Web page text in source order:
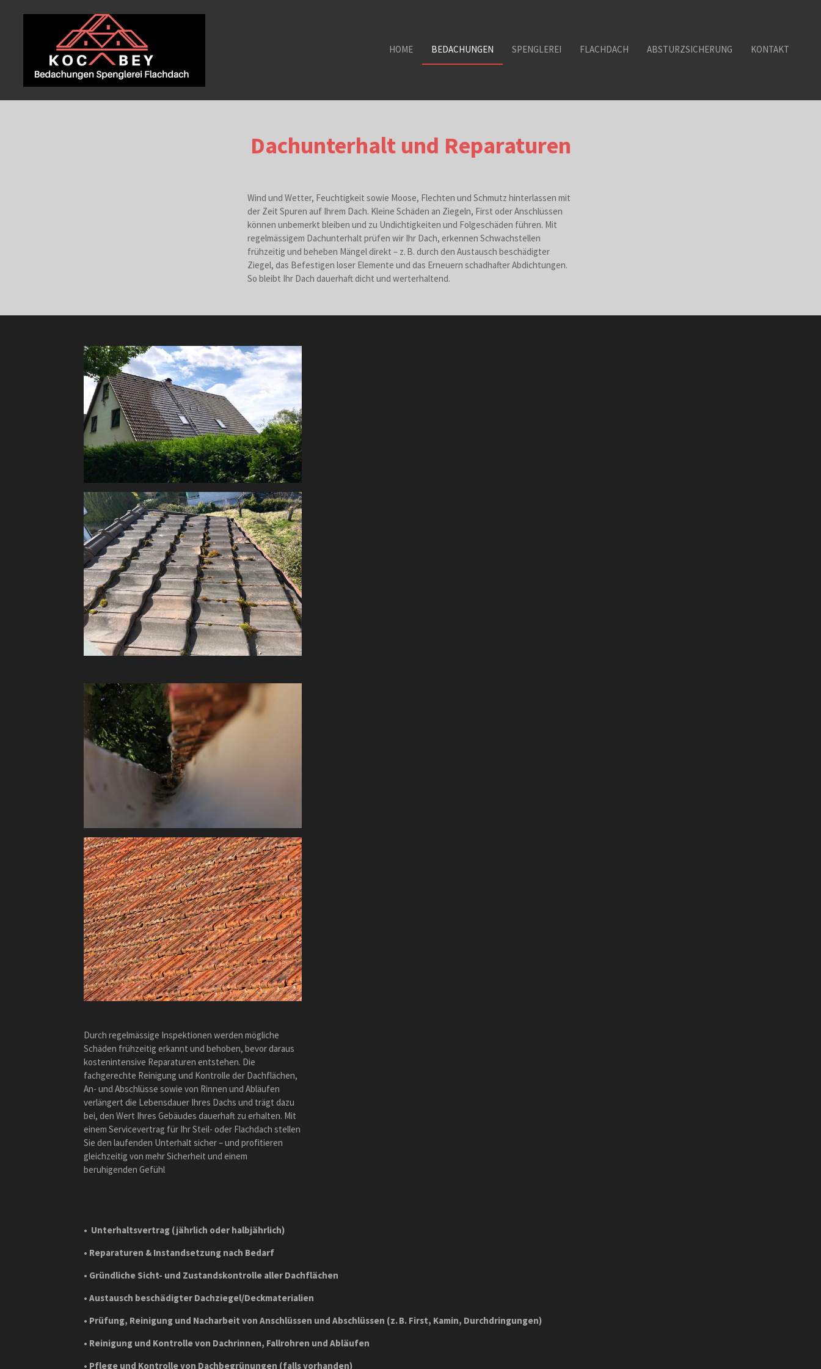
Zum
HOME BEDACHUNGEN SPENGLEREI FLACHDACH ABSTURZSICHERUNG KONTAKT
Dachunterhalt und Reparaturen
Wind und Wetter, Feuchtigkeit sowie Moose, Flechten und Schmutz hinterlassen mit
der Zeit Spuren auf Ihrem Dach. Kleine Schäden an Ziegeln, First oder Anschlüssen
können unbemerkt bleiben und zu Undichtigkeiten und Folgeschäden führen. Mit
regelmässigem Dachunterhalt prüfen wir Ihr Dach, erkennen Schwachstellen
frühzeitig und beheben Mängel direkt – z. B. durch den Austausch beschädigter
Ziegel, das Befestigen loser Elemente und das Erneuern schadhafter Abdichtungen.
So bleibt Ihr Dach dauerhaft dicht und werterhaltend.
Durch regelmässige Inspektionen werden mögliche
Schäden frühzeitig erkannt und behoben, bevor daraus
kostenintensive Reparaturen entstehen. Die
fachgerechte Reinigung und Kontrolle der Dachflächen,
An- und Abschlüsse sowie von Rinnen und Abläufen
verlängert die Lebensdauer Ihres Dachs und trägt dazu
bei, den Wert Ihres Gebäudes dauerhaft zu erhalten. Mit
einem Servicevertrag für Ihr Steil- oder Flachdach stellen
Sie den laufenden Unterhalt sicher – und profitieren
gleichzeitig von mehr Sicherheit und einem
beruhigenden Gefühl
• Unterhaltsvertrag (jährlich oder halbjährlich)
• Reparaturen & Instandsetzung nach Bedarf
• Gründliche Sicht- und Zustandskontrolle aller Dachflächen
• Austausch beschädigter Dachziegel/Deckmaterialien
• Prüfung, Reinigung und Nacharbeit von Anschlüssen und Abschlüssen (z. B. First, Kamin, Durchdringungen)
• Reinigung und Kontrolle von Dachrinnen, Fallrohren und Abläufen
• Pflege und Kontrolle von Dachbegrünungen (falls vorhanden)